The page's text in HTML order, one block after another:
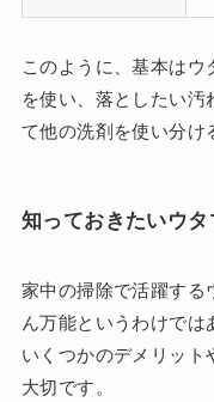
このように、基本はウ
を使い、落としたい汚
て他の洗剤を使い分け
知っておきたいウタ
家中の掃除で活躍する
ん万能というわけでは
いくつかのデメリット
大切です。